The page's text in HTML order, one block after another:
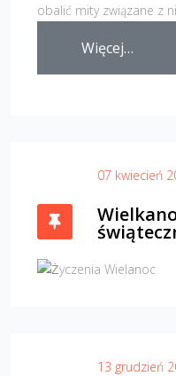
obalić mity związane z
Więcej…
07 kwiecień
13 grudzień